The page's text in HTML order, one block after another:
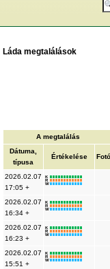
Láda megtalálások
A megtalálás
Dátuma,
típusa
Értékelése Fotó
2026.02.07
17:05 +
K
R
W
2026.02.07
16:34 +
K
R
W
2026.02.07
16:23 +
K
R
W
2026.02.07
15:51 +
K
R
W